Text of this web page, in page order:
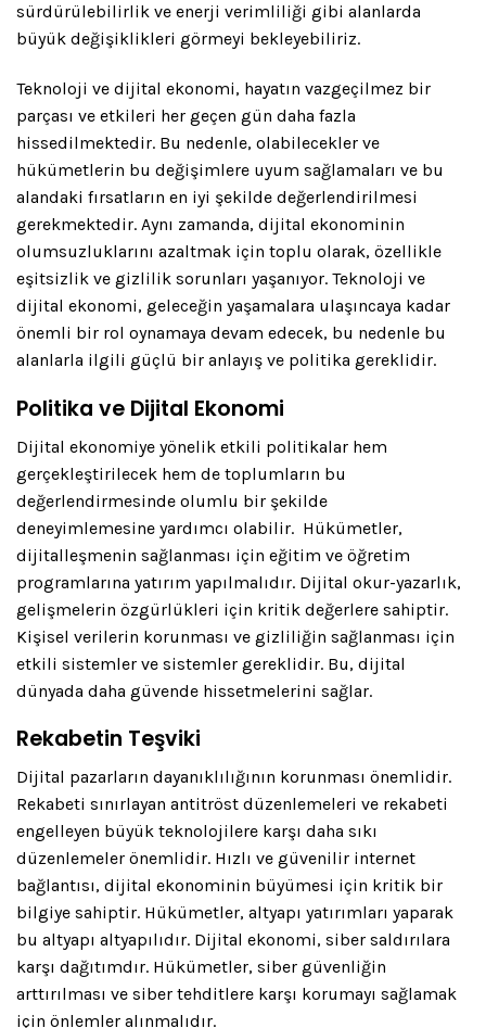
sürdürülebilirlik ve enerji verimliliği gibi alanlarda
büyük değişiklikleri görmeyi bekleyebiliriz.
Teknoloji ve dijital ekonomi, hayatın vazgeçilmez bir
parçası ve etkileri her geçen gün daha fazla
hissedilmektedir. Bu nedenle, olabilecekler ve
hükümetlerin bu değişimlere uyum sağlamaları ve bu
alandaki fırsatların en iyi şekilde değerlendirilmesi
gerekmektedir. Aynı zamanda, dijital ekonominin
olumsuzluklarını azaltmak için toplu olarak, özellikle
eşitsizlik ve gizlilik sorunları yaşanıyor. Teknoloji ve
dijital ekonomi, geleceğin yaşamalara ulaşıncaya kadar
önemli bir rol oynamaya devam edecek, bu nedenle bu
alanlarla ilgili güçlü bir anlayış ve politika gereklidir.
Politika ve Dijital Ekonomi
Dijital ekonomiye yönelik etkili politikalar hem
gerçekleştirilecek hem de toplumların bu
değerlendirmesinde olumlu bir şekilde
deneyimlemesine yardımcı olabilir. Hükümetler,
dijitalleşmenin sağlanması için eğitim ve öğretim
programlarına yatırım yapılmalıdır. Dijital okur-yazarlık,
gelişmelerin özgürlükleri için kritik değerlere sahiptir.
Kişisel verilerin korunması ve gizliliğin sağlanması için
etkili sistemler ve sistemler gereklidir. Bu, dijital
dünyada daha güvende hissetmelerini sağlar.
Rekabetin Teşviki
Dijital pazarların dayanıklılığının korunması önemlidir.
Rekabeti sınırlayan antitröst düzenlemeleri ve rekabeti
engelleyen büyük teknolojilere karşı daha sıkı
düzenlemeler önemlidir. Hızlı ve güvenilir internet
bağlantısı, dijital ekonominin büyümesi için kritik bir
bilgiye sahiptir. Hükümetler, altyapı yatırımları yaparak
bu altyapı altyapılıdır. Dijital ekonomi, siber saldırılara
karşı dağıtımdır. Hükümetler, siber güvenliğin
arttırılması ve siber tehditlere karşı korumayı sağlamak
için önlemler alınmalıdır.